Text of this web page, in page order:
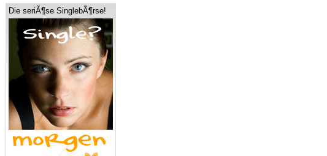
Die seriÃ¶se SinglebÃ¶rse!